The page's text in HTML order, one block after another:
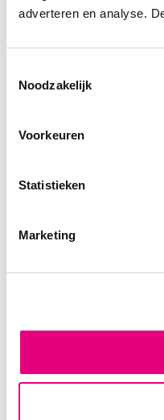
adverteren en analyse.
Noodzakelijk
Voorkeuren
Statistieken
Marketing